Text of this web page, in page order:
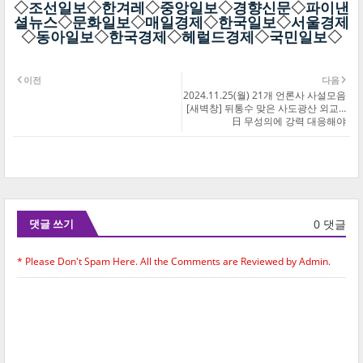
◇조선일보◇한겨레◇중앙일보◇경향신문◇파이낸
셜뉴스◇문화일보◇매일경제◇한국일보◇서울경제
◇동아일보◇한국경제◇헤럴드경제◇국민일보◇
다음
2024.11.25(월) 21개 언론사 사설모음
[새벽창] 뒤통수 맞은 사도광산 외교…
日 무성의에 강력 대응해야
이전
댓글 쓰기 0 댓글
* Please Don't Spam Here. All the Comments are Reviewed by Admin.